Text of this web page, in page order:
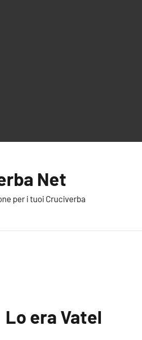
Net
per i tuoi Cruciverba
Lo era Vatel